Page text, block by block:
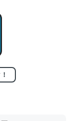
続編来た
2023/03/27